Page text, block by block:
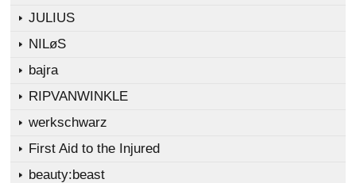
JULIUS
NILøS
bajra
RIPVANWINKLE
werkschwarz
First Aid to the Injured
beauty:beast